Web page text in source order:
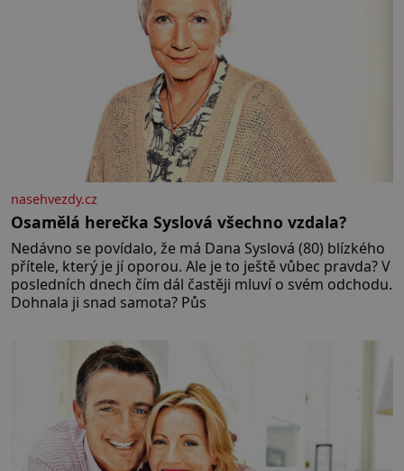
nasehvezdy.cz
Osamělá herečka Syslová všechno vzdala?
Nedávno se povídalo, že má Dana Syslová (80) blízkého
přítele, který je jí oporou. Ale je to ještě vůbec pravda? V
posledních dnech čím dál častěji mluví o svém odchodu.
Dohnala ji snad samota? Půs